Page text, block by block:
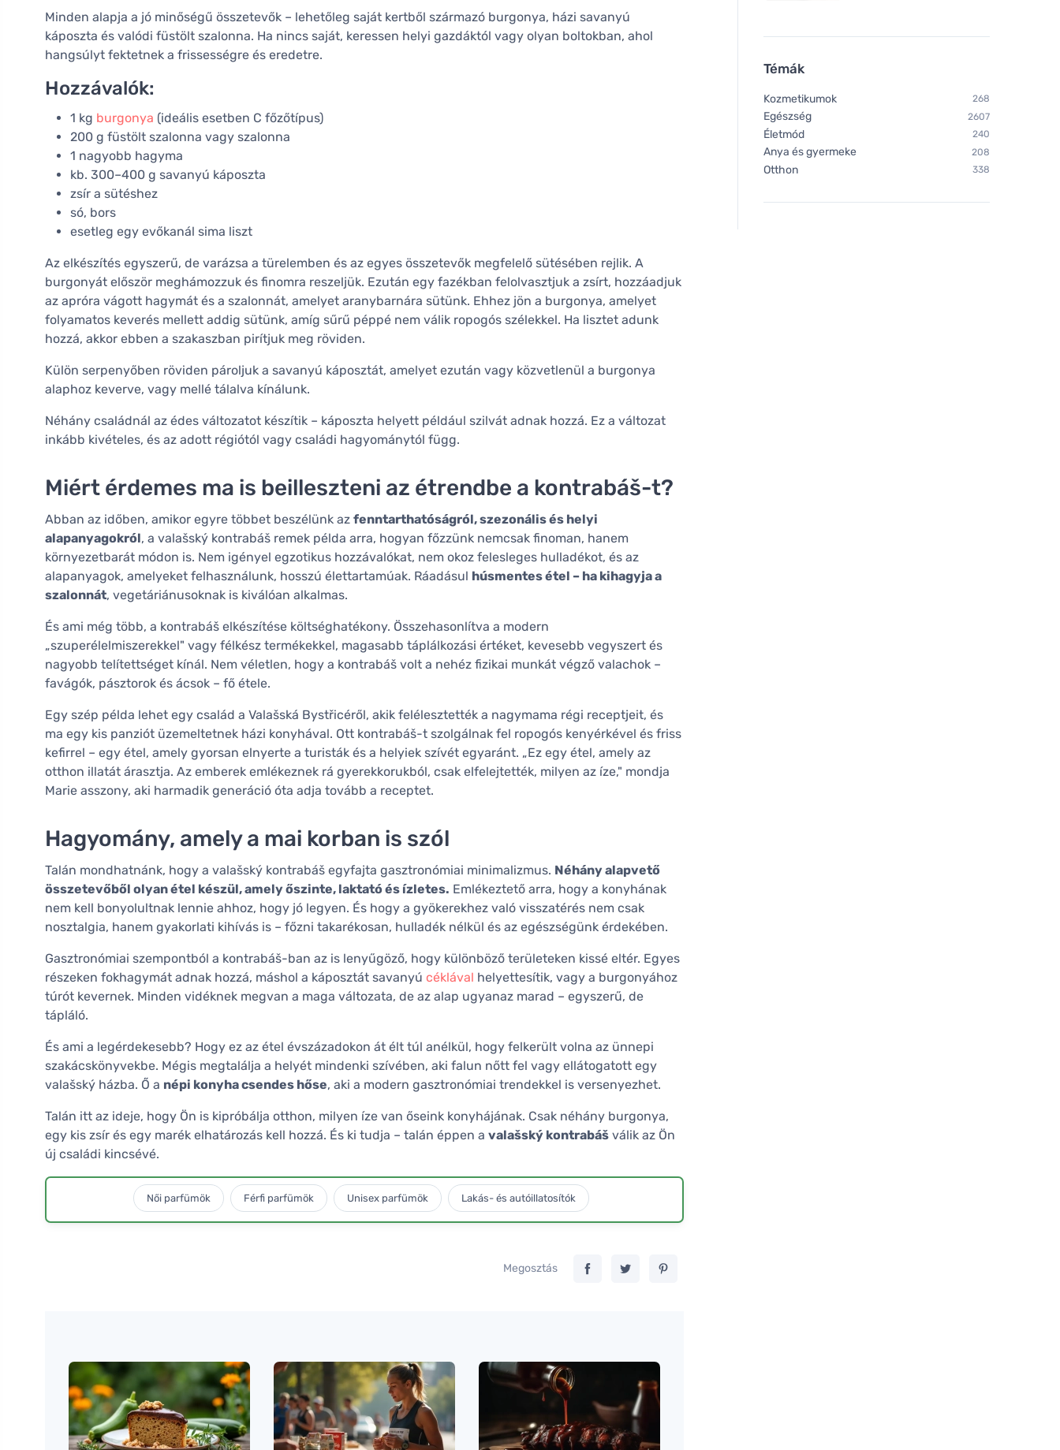
Minden alapja a jó minőségű összetevők – lehetőleg saját kertből származó burgonya, házi savanyú
káposzta és valódi füstölt szalonna. Ha nincs saját, keressen helyi gazdáktól vagy olyan boltokban, ahol
hangsúlyt fektetnek a frissességre és eredetre.
Hozzávalók:
1 kg burgonya (ideális esetben C főzőtípus)
200 g füstölt szalonna vagy szalonna
1 nagyobb hagyma
kb. 300–400 g savanyú káposzta
zsír a sütéshez
só, bors
esetleg egy evőkanál sima liszt
Az elkészítés egyszerű, de varázsa a türelemben és az egyes összetevők megfelelő sütésében rejlik. A
burgonyát először meghámozzuk és finomra reszeljük. Ezután egy fazékban felolvasztjuk a zsírt, hozzáadjuk
az apróra vágott hagymát és a szalonnát, amelyet aranybarnára sütünk. Ehhez jön a burgonya, amelyet
folyamatos keverés mellett addig sütünk, amíg sűrű péppé nem válik ropogós szélekkel. Ha lisztet adunk
hozzá, akkor ebben a szakaszban pirítjuk meg röviden.
Külön serpenyőben röviden pároljuk a savanyú káposztát, amelyet ezután vagy közvetlenül a burgonya
alaphoz keverve, vagy mellé tálalva kínálunk.
Néhány családnál az édes változatot készítik – káposzta helyett például szilvát adnak hozzá. Ez a változat
inkább kivételes, és az adott régiótól vagy családi hagyománytól függ.
Miért érdemes ma is beilleszteni az étrendbe a kontrabáš-t?
Abban az időben, amikor egyre többet beszélünk az fenntarthatóságról, szezonális és helyi
alapanyagokról, a valašský kontrabáš remek példa arra, hogyan főzzünk nemcsak finoman, hanem
környezetbarát módon is. Nem igényel egzotikus hozzávalókat, nem okoz felesleges hulladékot, és az
alapanyagok, amelyeket felhasználunk, hosszú élettartamúak. Ráadásul húsmentes étel – ha kihagyja a
szalonnát, vegetáriánusoknak is kiválóan alkalmas.
És ami még több, a kontrabáš elkészítése költséghatékony. Összehasonlítva a modern
„szuperélelmiszerekkel" vagy félkész termékekkel, magasabb táplálkozási értéket, kevesebb vegyszert és
nagyobb telítettséget kínál. Nem véletlen, hogy a kontrabáš volt a nehéz fizikai munkát végző valachok –
favágók, pásztorok és ácsok – fő étele.
Egy szép példa lehet egy család a Valašská Bystřicéről, akik felélesztették a nagymama régi receptjeit, és
ma egy kis panziót üzemeltetnek házi konyhával. Ott kontrabáš-t szolgálnak fel ropogós kenyérkével és friss
kefirrel – egy étel, amely gyorsan elnyerte a turisták és a helyiek szívét egyaránt. „Ez egy étel, amely az
otthon illatát árasztja. Az emberek emlékeznek rá gyerekkorukból, csak elfelejtették, milyen az íze," mondja
Marie asszony, aki harmadik generáció óta adja tovább a receptet.
Hagyomány, amely a mai korban is szól
Talán mondhatnánk, hogy a valašský kontrabáš egyfajta gasztronómiai minimalizmus. Néhány alapvető
összetevőből olyan étel készül, amely őszinte, laktató és ízletes. Emlékeztető arra, hogy a konyhának
nem kell bonyolultnak lennie ahhoz, hogy jó legyen. És hogy a gyökerekhez való visszatérés nem csak
nosztalgia, hanem gyakorlati kihívás is – főzni takarékosan, hulladék nélkül és az egészségünk érdekében.
Gasztronómiai szempontból a kontrabáš-ban az is lenyűgöző, hogy különböző területeken kissé eltér. Egyes
részeken fokhagymát adnak hozzá, máshol a káposztát savanyú céklával helyettesítik, vagy a burgonyához
túrót kevernek. Minden vidéknek megvan a maga változata, de az alap ugyanaz marad – egyszerű, de
tápláló.
És ami a legérdekesebb? Hogy ez az étel évszázadokon át élt túl anélkül, hogy felkerült volna az ünnepi
szakácskönyvekbe. Mégis megtalálja a helyét mindenki szívében, aki falun nőtt fel vagy ellátogatott egy
valašský házba. Ő a népi konyha csendes hőse, aki a modern gasztronómiai trendekkel is versenyezhet.
Talán itt az ideje, hogy Ön is kipróbálja otthon, milyen íze van őseink konyhájának. Csak néhány burgonya,
egy kis zsír és egy marék elhatározás kell hozzá. És ki tudja – talán éppen a valašský kontrabáš válik az Ön
új családi kincsévé.
Női parfümök Férfi parfümök Unisex parfümök Lakás- és autóillatosítók
Megosztás
Témák
Kozmetikumok 268
Egészség 2607
Életmód 240
Anya és gyermeke 208
Otthon 338